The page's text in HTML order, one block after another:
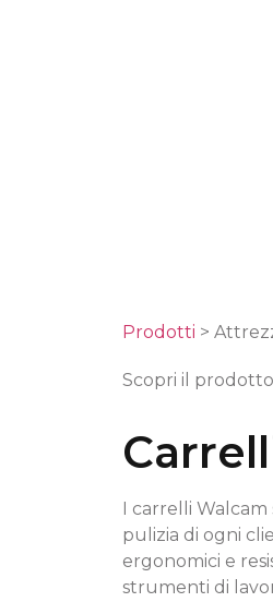
Prodotti >
Scopri il prodotto
I carrelli
pulizia di ogni
ergonomici e
strumenti di